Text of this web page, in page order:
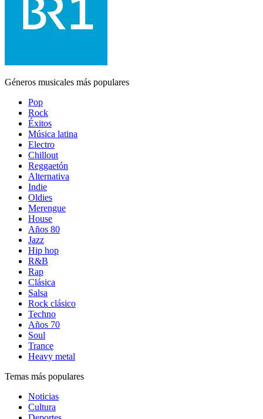
Géneros musicales más populares
Pop
Rock
Éxitos
Música latina
Electro
Chillout
Reggaetón
Alternativa
Indie
Oldies
Merengue
House
Años 80
Jazz
Hip hop
R&B
Rap
Clásica
Salsa
Rock clásico
Techno
Años 70
Soul
Trance
Heavy metal
Temas más populares
Noticias
Cultura